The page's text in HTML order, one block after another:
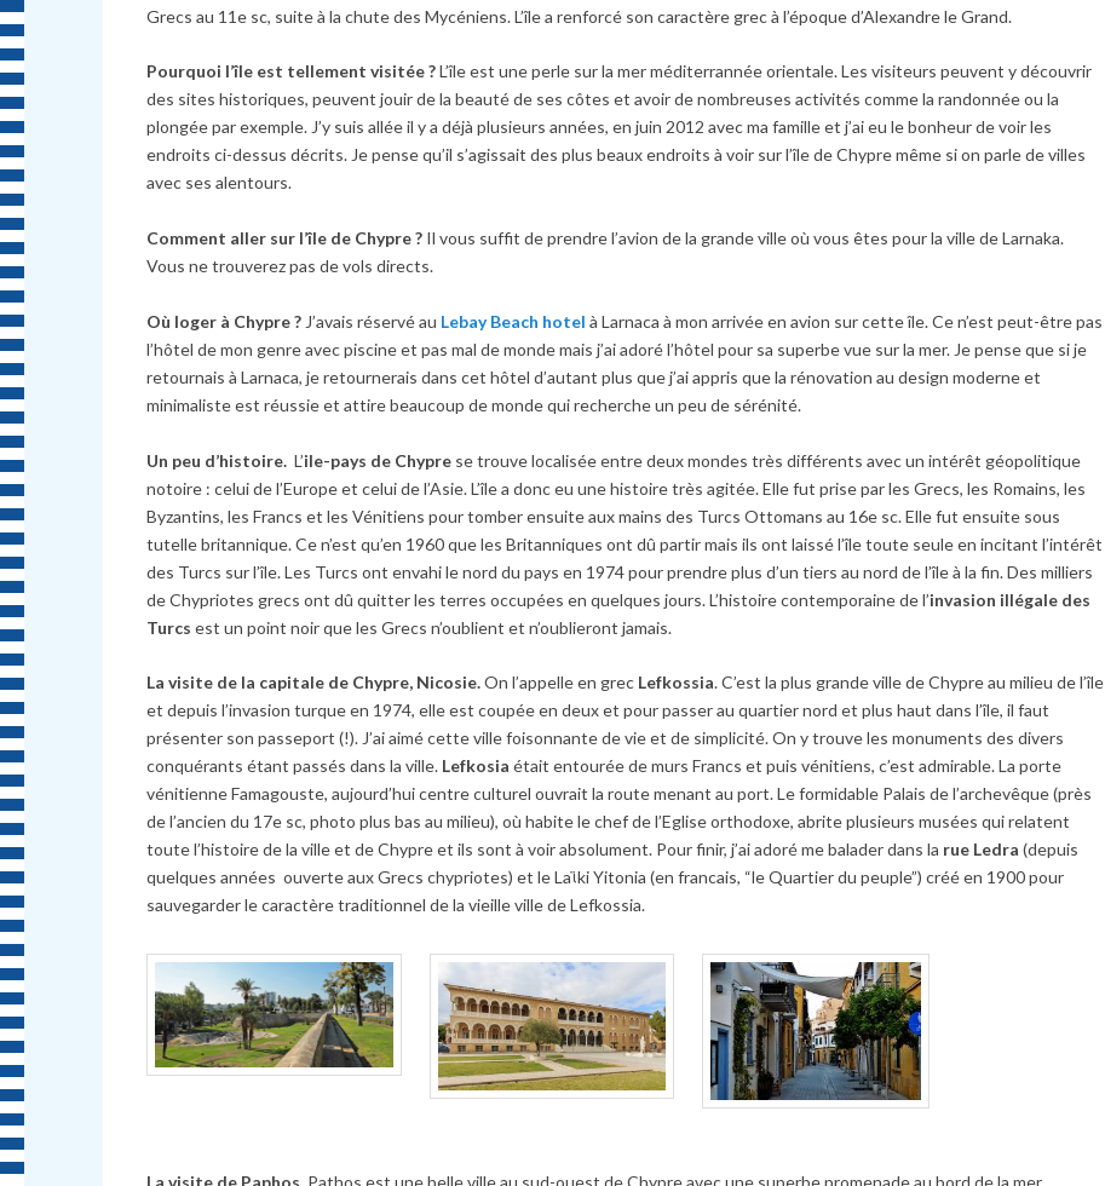
Grecs au 11e sc, suiteà la chute des Mycéniens. L’île a renforcé son caractère grecà l’époque d’Alexandre le Grand.
Pourquoi l’île est tellement visitée ?L’île est une perle sur la mer méditerrannée orientale. Les visiteurs peuvent y découvrir
des sites historiques, peuvent jouir de la beauté de ses côtes et avoir de nombreuses activités comme la randonnée ou la
plongée par exemple. J’y suis allée il y a déjà plusieurs années, en juin 2012 avec ma famille et j’ai eu le bonheur de voir les
endroits ci-dessus décrits. Je pense qu’il s’agissait des plus beaux endroitsà voir sur l’île de Chypre même si on parle de villes
avec ses alentours.
Comment aller sur l’île de Chypre ? Il vous suffit de prendre l’avion de la grande ville où vousêtes pour la ville de Larnaka.
Vous ne trouverez pas de vols directs.
Où loger à Chypre ? J’avais réservé au Lebay Beach hotel à Larnacaà mon arrivée en avion sur cette île. Ce n’est peut-être pas
l’hôtel de mon genre avec piscine et pas mal de monde mais j’ai adoré l’hôtel pour sa superbe vue sur la mer. Je pense que si je
retournaisà Larnaca, je retournerais dans cet hôtel d’autant plus que j’ai appris que la rénovation au design moderne et
minimaliste est réussie et attire beaucoup de monde qui recherche un peu de sérénité.
Un peu d’histoire. L’ile-pays de Chypre se trouve localisée entre deux mondes très différents avec un intérêt géopolitique
notoire : celui de l’Europe et celui de l’Asie. L’île a donc eu une histoire très agitée. Elle fut prise par les Grecs, les Romains, les
Byzantins, les Francs et les Vénitiens pour tomber ensuite aux mains des Turcs Ottomans au 16e sc. Elle fut ensuite sous
tutelle britannique. Ce n’est qu’en 1960 que les Britanniques ont dû partir mais ils ont laissé l’île toute seule en incitant l’intérêt
des Turcs sur l’île. Les Turcs ont envahi le nord du pays en 1974 pour prendre plus d’un tiers au nord de l’îleà la fin. Des milliers
de Chypriotes grecs ont dû quitter les terres occupées en quelques jours. L’histoire contemporaine de l’invasion illégale des
Turcs est un point noir que les Grecs n’oublient et n’oublieront jamais.
La visite de la capitale de Chypre, Nicosie.On l’appelle en grec Lefkossia. C’est la plus grande ville de Chypre au milieu de l’île
et depuis l’invasion turque en 1974, elle est coupée en deux et pour passer au quartier nord et plus haut dans l’île, il faut
présenter son passeport (!). J’ai aimé cette ville foisonnante de vie et de simplicité. On y trouve les monuments des divers
conquérants étant passés dans la ville. Lefkosia était entourée de murs Francs et puis vénitiens, c’est admirable. La porte
vénitienne Famagouste, aujourd’hui centre culturel ouvrait la route menant au port. Le formidable Palais de l’archevêque (près
de l’ancien du 17e sc, photo plus bas au milieu), où habite le chef de l’Eglise orthodoxe, abrite plusieurs musées qui relatent
toute l’histoire de la ville et de Chypre et ils sontà voir absolument. Pour finir, j’ai adoré me balader dans la rue Ledra (depuis
quelques années ouverte aux Grecs chypriotes) et le Laϊki Yitonia (en francais, “le Quartier du peuple”) créé en 1900 pour
sauvegarder le caractère traditionnel de la vieille ville de Lefkossia.